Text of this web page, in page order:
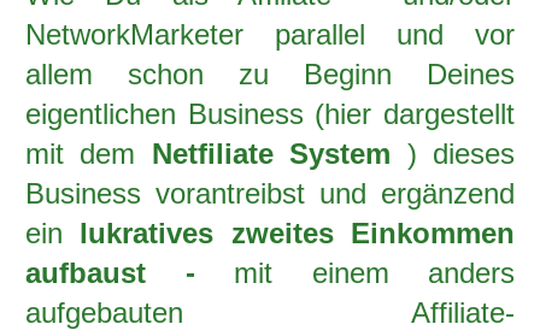
NetworkMarketer parallel und vor
allem schon zu Beginn Deines
eigentlichen Business (hier dargestellt
mit dem Netfiliate System ) dieses
Business vorantreibst und ergänzend
ein lukratives zweites Einkommen
aufbaust - mit einem anders
aufgebauten Affiliate-